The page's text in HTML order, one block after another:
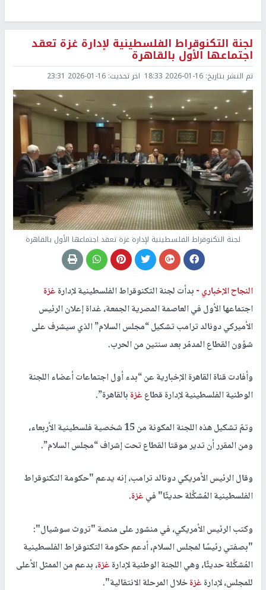
لجنة التكنوقراط الفلسطينية لإدارة غزة تعقد
اجتماعها الأول بالقاهرة
تم النشر بتاريخ: 2026-01-16 18:33 اخر تحديث: 2026-01-16 23:31
لجنة التكنوقراط الفلسطينية لإدارة غزة تعقد اجتماعها الأول بالقاهرة
النجاح الإخباري -بدأت لجنة التكنوقراط الفلسطينية لإدارةغزة
اجتماعها الأول في العاصمة المصرية الجمعة، غداة إعلان الرئيس
الأميركي دونالد ترامب تشكيل “مجلس السلام” الذي سيشرف على
شؤون القطاع المدمّر بعد سنتين من الحرب.
وأفادت قناة القاهرة الإخبارية عن “بدء أول اجتماعات أعضاء اللجنة
الوطنية الفلسطينية لإدارة قطاعغزةبالقاهرة”.
وتمّ تشكيل هذه اللجنة المكونة من 15 شخصية فلسطينية الأربعاء،
ومن المقرر أن تدير موقتا القطاع تحت إشراف “مجلس السلام”.
وقال الرئيس الأمريكي دونالد ترامب، إنه يدعم "حكومة التكنوقراط
الفلسطينية المُشكَّلة حديثًا" فيغزة.
وكتب الرئيس الأمريكي، في منشور على منصة "تروث سوشيال":
"بصفتي رئيسًا لمجلس السلام، أدعم حكومة التكنوقراط الفلسطينية
المُشكَّلة حديثًا، وهي اللجنة الوطنية لإدارةغزة، بدعم من الممثل الأعلى
للمجلس، لإدارةغزةخلال المرحلة الانتقالية".